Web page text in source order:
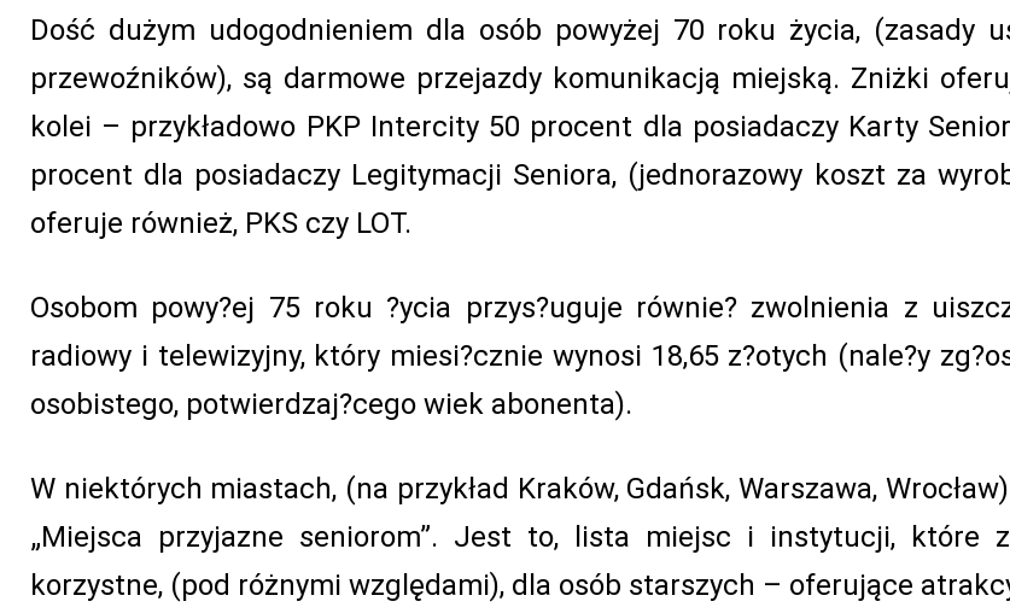
Dość dużym udogodnieniem dla osób powyżej 70 roku życia, (zasady
przewoźników), są darmowe przejazdy komunikacją miejską. Zniżki
kolei – przykładowo PKP Intercity 50 procent dla posiadaczy Karty
procent dla posiadaczy Legitymacji Seniora, (jednorazowy koszt za
oferuje również, PKS czy LOT.
Osobom powy?ej 75 roku ?ycia przys?uguje równie? zwolnienia z
radiowy i telewizyjny, który miesi?cznie wynosi 18,65 z?otych (nale?y
osobistego, potwierdzaj?cego wiek abonenta).
W niektórych miastach, (na przykład Kraków, Gdańsk, Warszawa,
„Miejsca przyjazne seniorom”. Jest to, lista miejsc i instytucji, które
korzystne, (pod różnymi względami), dla osób starszych – oferujące